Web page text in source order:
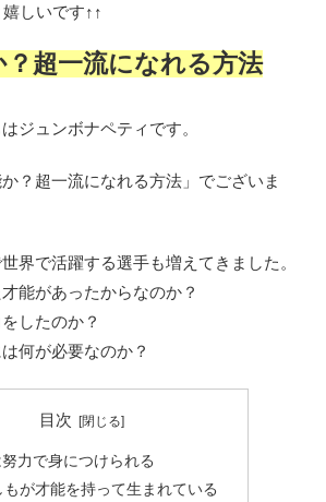
しいです↑↑
超一流になれる方法
ジュンボナペティです。
？超一流になれる方法」でございま
界で活躍する選手も増えてきました。
能があったからなのか？
したのか？
何が必要なのか？
目次
力で身につけられる
もが才能を持って生まれている